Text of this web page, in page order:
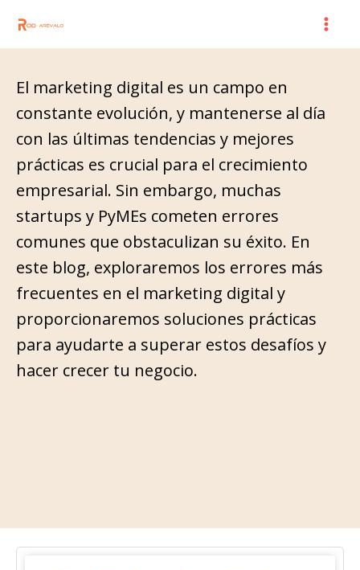
Main
El marketing digital es un campo en
constante evolución, y mantenerse al día
con las últimas tendencias y mejores
prácticas es crucial para el crecimiento
empresarial. Sin embargo, muchas
startups y PyMEs cometen errores
comunes que obstaculizan su éxito. En
este blog, exploraremos los errores más
frecuentes en el marketing digital y
proporcionaremos soluciones prácticas
para ayudarte a superar estos desafíos y
hacer crecer tu negocio.